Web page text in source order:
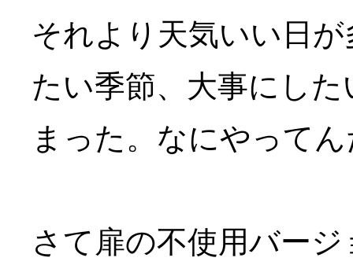
それより天気いい日
たい季節、大事にし
まった。なにやって
さて扉の不使用バー